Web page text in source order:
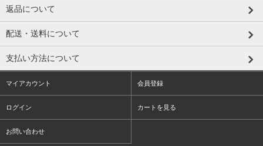
返品について
配送・送料について
支払い方法について
マイアカウント 会員登録
ログイン カートを見る
お問い合わせ